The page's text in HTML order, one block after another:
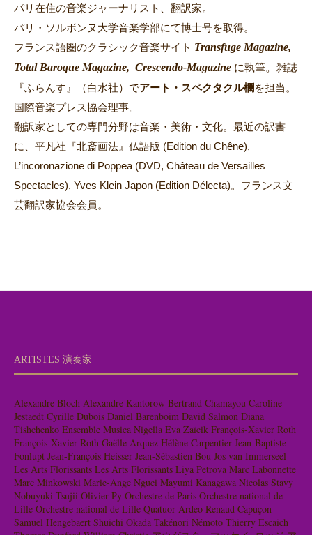
パリ在住の音楽ジャーナリスト、翻訳家。
パリ・ソルボンヌ大学音楽学部にて博士号を取得。
フランス語圏のクラシック音楽サイト Transfuge Magazine,
Total Baroque Magazine, Crescendo-Magazine に執筆。 雑誌
『ふらんす』（白水社）でアート・スペクタクル欄を担当。
国際音楽プレス協会理事。
翻訳家としての専門分野は音楽・美術・文化。最近の訳書
に、平凡社『北斎画法』仏語版 (Edition du Chêne),
L’incoronazione di Poppea (DVD, Château de Versailles
Spectacles), Yves Klein Japon (Edition Délecta)。フランス文
芸翻訳家協会会員。
ARTISTES 演奏家
Alexandre Bloch Alexandre Kantorow Bertrand Chamayou Caroline
Jestaedt Cyrille Dubois Daniel Barenboim David Salmon Diana
Tishchenko Ensemble Musica Nigella Eva Zaïcik François-Xavier Roth
François-Xavier Roth Gaëlle Arquez Hélène Carpentier Jean-Baptiste
Fonlupt Jean-François Heisser Jean-Sébastien Bou Jos van Immerseel
Les Arts Florissants Les Arts Florissants Liya Petrova Marc Labonnette
Marc Minkowski Marie-Ange Nguci Mayumi Kanagawa Nicolas Stavy
Nobuyuki Tsujii Olivier Py Orchestre de Paris Orchestre national de
Lille Orchestre national de Lille Quatuor Ardeo Renaud Capuçon
Samuel Hengebaert Shuichi Okada Takénori Némoto Thierry Escaich